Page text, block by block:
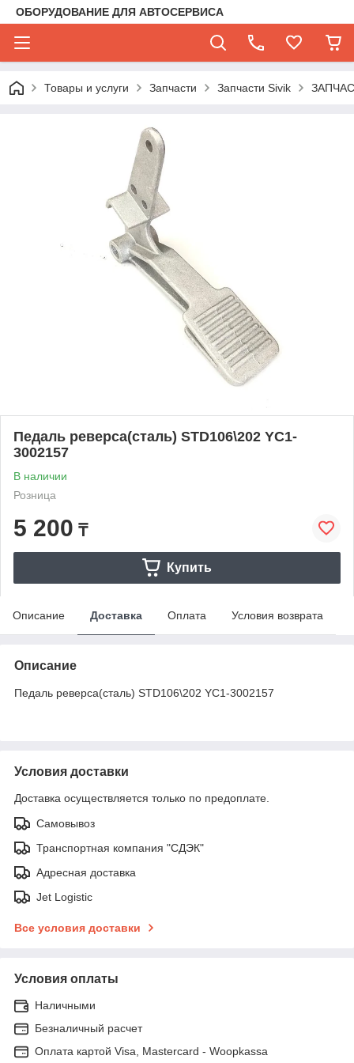
ОБОРУДОВАНИЕ ДЛЯ АВТОСЕРВИСА
Товары и услуги Запчасти Запчасти Sivik
Педаль реверса(сталь) STD106\202 YC1-
3002157
В наличии
Розница
5 200 ₸
Купить
Описание Доставка Оплата Условия возврата
Описание
Педаль реверса(сталь) STD106\202 YC1-3002157
Условия доставки
Доставка осуществляется только по предоплате.
Самовывоз
Транспортная компания "СДЭК"
Адресная доставка
Jet Logistic
Все условия доставки
Условия оплаты
Наличными
Безналичный расчет
Оплата картой Visa, Mastercard - Woopkassa